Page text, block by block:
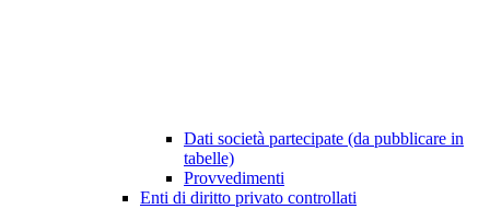
Dati società partecipate (da pubblicare in
tabelle)
Provvedimenti
Enti di diritto privato controllati